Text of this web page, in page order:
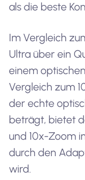
als die beste
Im Vergleich
Ultra über ein
einem
Vergleich zum
der echte
beträgt, bietet
und 10x-Zoom
durch den
wird.